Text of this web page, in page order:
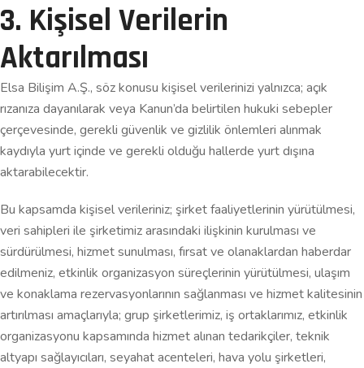
3. Kişisel Verilerin
Aktarılması
Elsa Bilişim A.Ş., söz konusu kişisel verilerinizi yalnızca; açık
rızanıza dayanılarak veya Kanun’da belirtilen hukuki sebepler
çerçevesinde, gerekli güvenlik ve gizlilik önlemleri alınmak
kaydıyla yurt içinde ve gerekli olduğu hallerde yurt dışına
aktarabilecektir.
Bu kapsamda kişisel verileriniz; şirket faaliyetlerinin yürütülmesi,
veri sahipleri ile şirketimiz arasındaki ilişkinin kurulması ve
sürdürülmesi, hizmet sunulması, fırsat ve olanaklardan haberdar
edilmeniz, etkinlik organizasyon süreçlerinin yürütülmesi, ulaşım
ve konaklama rezervasyonlarının sağlanması ve hizmet kalitesinin
artırılması amaçlarıyla; grup şirketlerimiz, iş ortaklarımız, etkinlik
organizasyonu kapsamında hizmet alınan tedarikçiler, teknik
altyapı sağlayıcıları, seyahat acenteleri, hava yolu şirketleri,